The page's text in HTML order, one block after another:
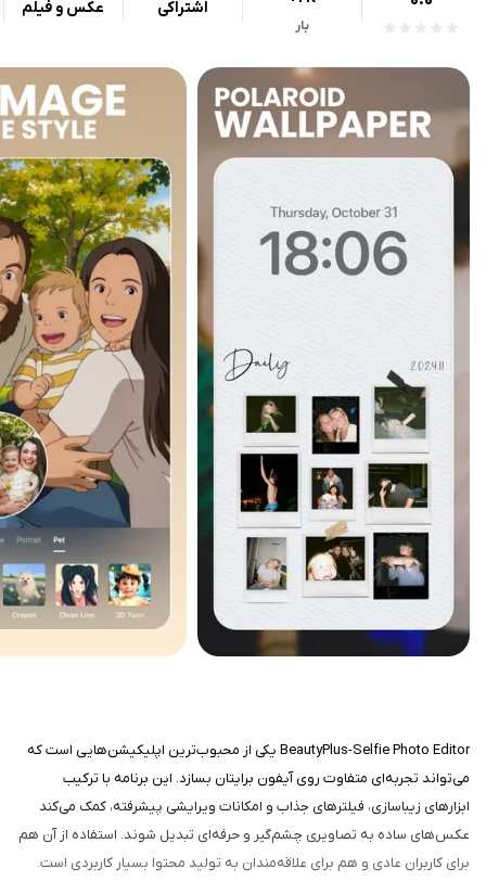
بار
اشتراکی عکس و فیلم
BeautyPlus-Selfie Photo Editor یکی از محبوب‌ترین اپلیکیشن‌هایی است که
می‌تواند تجربه‌ای متفاوت روی آیفون برایتان بسازد. این برنامه با ترکیب
ابزارهای زیباسازی، فیلترهای جذاب و امکانات ویرایشی پیشرفته، کمک می‌کند
عکس‌های ساده به تصاویری چشم‌گیر و حرفه‌ای تبدیل شوند. استفاده از آن هم
برای کاربران عادی و هم برای علاقه‌مندان به تولید محتوا بسیار کاربردی است.